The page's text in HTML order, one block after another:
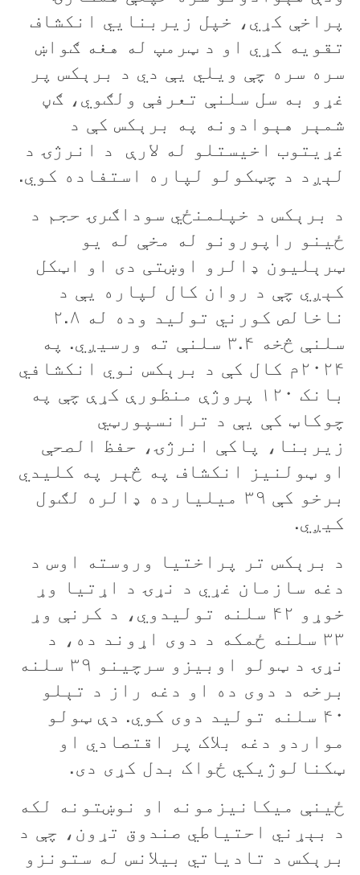
پراخې کړي، خپل زيربنايي انکشاف
تقويه کړي او د ټرمپ له هغه ګواښ
سره سره چې ويلي یې دي د برېکس پر
غړو به سل سلنې تعرفې ولګوي، ګڼ
شمېر هېوادونه په برېکس کې د
غړيتوب اخيستلو له لارې د انرژۍ د
لېږد د چټکولو لپاره استفاده کوي.
د برېکس د خپلمنځي سوداګرۍ حجم د
ځينو راپورونو له مخې له يو
ټرېليون ډالرو اوښتی دی او اټکل
کېږي چې د روان کال لپاره یې د
ناخالص کورني توليد وده له ۲.۸
سلنې څخه ۳.۴ سلنې ته ورسيږي. په
۲۰۲۴م کال کې د برېکس نوي انکشافي
بانک ۱۲۰ پروژې منظورې کړې چې په
چوکاټ کې یې د ترانسپورټي
زيربنا، پاکې انرژۍ، حفظ الصحې
او ټولنيز انکشاف په څېر په کليدي
برخو کې ۳۹ ميليارده ډالره لګول
کيږي.
د برېکس تر پراختيا وروسته اوس د
دغه سازمان غړي د نړۍ د اړتيا وړ
خوړو ۴۲ سلنه توليدوي، د کرنې وړ
۳۳ سلنه ځمکه د دوی اړوند ده، د
نړۍ د ټولو اوبیزو سرچينو ۳۹ سلنه
برخه د دوی ده او دغه راز د تېلو
۴۰ سلنه توليد دوی کوي. دې ټولو
مواردو دغه بلاک پر اقتصادي او
ټکنالوژيکي ځواک بدل کړی دی.
ځينې ميکانيزمونه او نوښتونه لکه
د بېړني احتياطي صندوق تړون، چې د
برېکس د تادياتي بيلانس له ستونزو